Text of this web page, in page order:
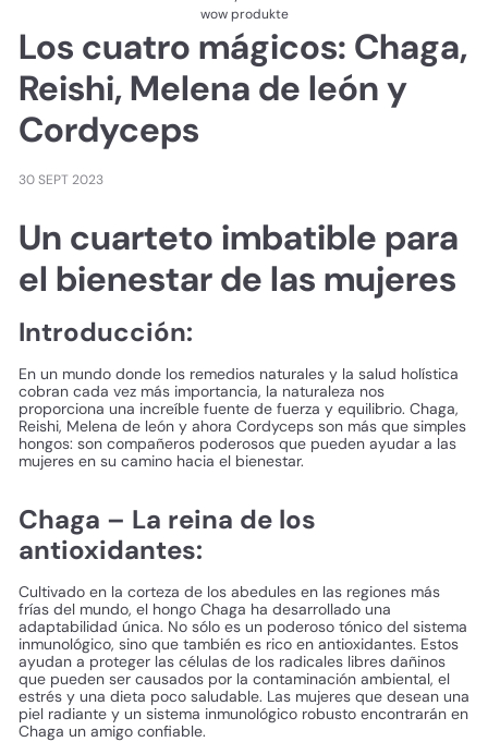
wow produkte
Los cuatro mágicos: Chaga,
Reishi, Melena de león y
Cordyceps
30 SEPT 2023
Un cuarteto imbatible para
el bienestar de las mujeres
Introducción:
En un mundo donde los remedios naturales y la salud holística
cobran cada vez más importancia, la naturaleza nos
proporciona una increíble fuente de fuerza y ​​equilibrio. Chaga,
Reishi, Melena de león y ahora Cordyceps son más que simples
hongos: son compañeros poderosos que pueden ayudar a las
mujeres en su camino hacia el bienestar.
Chaga – La reina de los
antioxidantes:
Cultivado en la corteza de los abedules en las regiones más
frías del mundo, el hongo Chaga ha desarrollado una
adaptabilidad única. No sólo es un poderoso tónico del sistema
inmunológico, sino que también es rico en antioxidantes. Estos
ayudan a proteger las células de los radicales libres dañinos
que pueden ser causados ​​por la contaminación ambiental, el
estrés y una dieta poco saludable. Las mujeres que desean una
piel radiante y un sistema inmunológico robusto encontrarán en
Chaga un amigo confiable.